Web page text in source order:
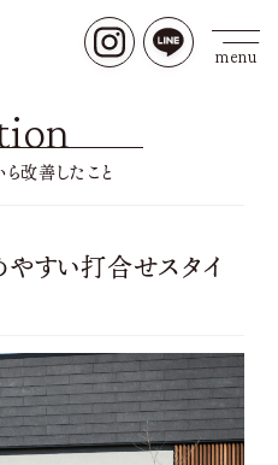
改善したこと
すい打合せスタイ